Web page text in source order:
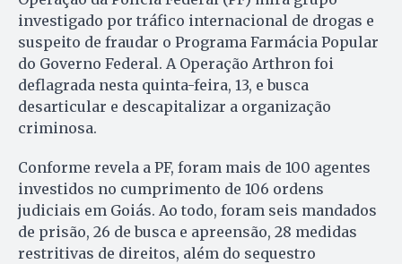
investigado por tráfico internacional de drogas e
suspeito de fraudar o Programa Farmácia Popular
do Governo Federal. A Operação Arthron foi
deflagrada nesta quinta-feira, 13, e busca
desarticular e descapitalizar a organização
criminosa.
Conforme revela a PF, foram mais de 100 agentes
investidos no cumprimento de 106 ordens
judiciais em Goiás. Ao todo, foram seis mandados
de prisão, 26 de busca e apreensão, 28 medidas
restritivas de direitos, além do sequestro